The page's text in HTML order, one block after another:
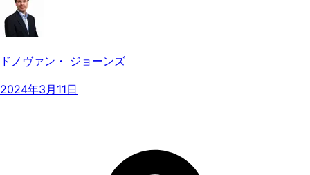
ドノヴァン・ ジョーンズ
2024年3月11日